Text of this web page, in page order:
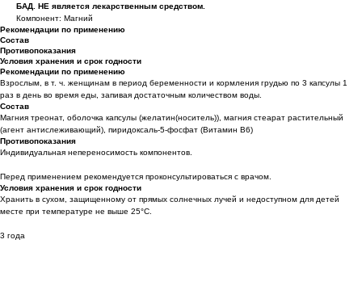
БАД. НЕ является лекарственным средством.
Компонент: Магний
Рекомендации по применению
Состав
Противопоказания
Условия хранения и срок годности
Рекомендации по применению
Взрослым, в т. ч. женщинам в период беременности и кормления грудью по 3 капсулы 1
раз в день во время еды, запивая достаточным количеством воды.
Состав
Магния треонат, оболочка капсулы (желатин(носитель)), магния стеарат растительный
(агент антислеживающий), пиридоксаль-5-фосфат (Витамин В6)
Противопоказания
Индивидуальная непереносимость компонентов.
Перед применением рекомендуется проконсультироваться с врачом.
Условия хранения и срок годности
Хранить в сухом, защищенному от прямых солнечных лучей и недоступном для детей
месте при температуре не выше 25°С.
3 года